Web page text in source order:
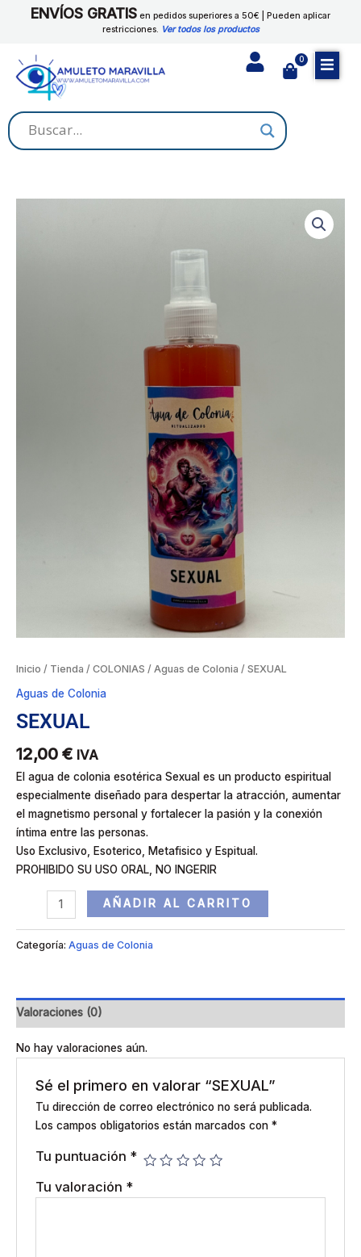
ENVÍOS GRATIS en pedidos superiores a 50€ | Pueden aplicar
restricciones. Ver todos los productos
0
Cart
Inicio / Tienda / COLONIAS / Aguas de Colonia / SEXUAL
Aguas de Colonia
SEXUAL
12,00 € IVA
El agua de colonia esotérica Sexual es un producto espiritual
especialmente diseñado para despertar la atracción, aumentar
el magnetismo personal y fortalecer la pasión y la conexión
íntima entre las personas.
Uso Exclusivo, Esoterico, Metafisico y Espitual.
PROHIBIDO SU USO ORAL, NO INGERIR
AÑADIR AL CARRITO
Categoría: Aguas de Colonia
Valoraciones (0)
No hay valoraciones aún.
Sé el primero en valorar “SEXUAL”
Tu dirección de correo electrónico no será publicada.
Los campos obligatorios están marcados con *
Tu puntuación *
Tu valoración *